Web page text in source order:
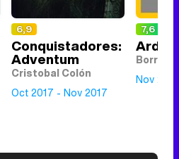
6,9
Conquistadores:
Adventum
Cristobal Colón
Oct 2017 - Nov 2017
7,6
Arde
Nov